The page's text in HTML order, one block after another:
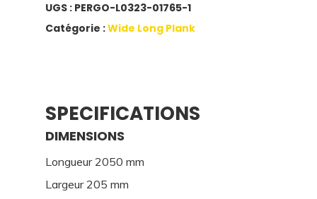
UGS : PERGO-L0323-01765-1
Catégorie :Wide Long Plank
SPECIFICATIONS
DIMENSIONS
Longueur 2050 mm
Largeur 205 mm